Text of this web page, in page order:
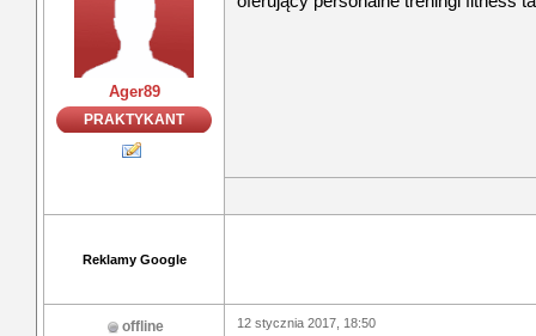
Ager89
PRAKTYKANT
Reklamy Google
offline 12 stycznia 2017, 18:50